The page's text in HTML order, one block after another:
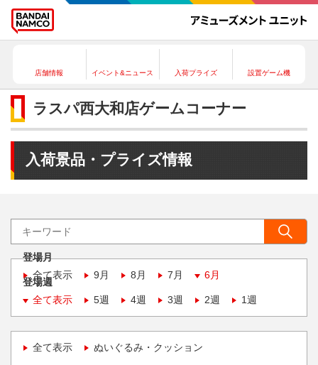
店舗情報 イベント&ニュース 入荷プライズ 設置ゲーム機
ラスパ西大和店ゲームコーナー
入荷景品・プライズ情報
登場月
全て表示
9月 8月 7月 6月
登場週
全て表示
5週 4週 3週 2週 1週
全て表示 ぬいぐるみ・クッション